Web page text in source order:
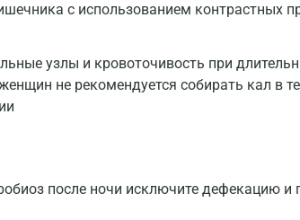
с использованием контрастных
узлы и кровоточивость при
не рекомендуется собирать кал в
после ночи исключите дефекацию и
Москва
Санкт-
Альметьевск